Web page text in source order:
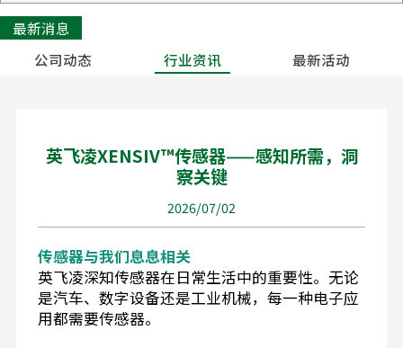
最新消息
公司动态
行业资讯 最新活动
英飞凌XENSIV™传感器——感知所需，洞
察关键
2026/07/02
传感器与我们息息相关
英飞凌深知传感器在日常生活中的重要性。无论
是汽车、数字设备还是工业机械，每一种电子应
用都需要传感器。